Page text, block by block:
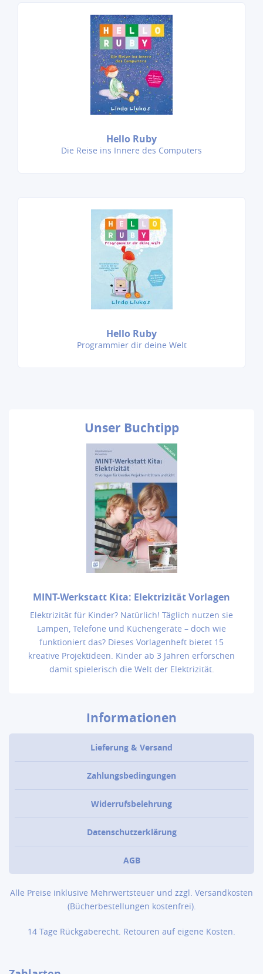
Hello Ruby
Die Reise ins Innere des Computers
Hello Ruby
Programmier dir deine Welt
Unser Buchtipp
MINT-Werkstatt Kita: Elektrizität Vorlagen
Elektrizität für Kinder? Natürlich! Täglich nutzen sie
Lampen, Telefone und Küchengeräte – doch wie
funktioniert das? Dieses Vorlagenheft bietet 15
kreative Projektideen. Kinder ab 3 Jahren erforschen
damit spielerisch die Welt der Elektrizität.
Informationen
Lieferung & Versand
Zahlungsbedingungen
Widerrufsbelehrung
Datenschutzerklärung
AGB
Alle Preise inklusive Mehrwertsteuer und zzgl. Versandkosten
(Bücher­bestellungen kostenfrei).
14 Tage Rückgaberecht. Retouren auf eigene Kosten.